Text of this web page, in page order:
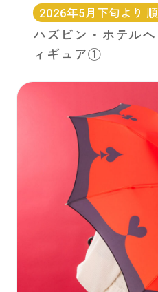
2026年5月下旬より
ハズビン・ホテル
ィギュア①